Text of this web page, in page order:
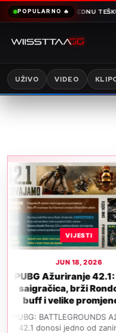
POPULARNO 🔥
JOŠ JEDNU TEŠKU
UŽIVO VIDEO
VIJESTI
JUN 18, 2026
Ažuriranje 42.1: Ella AI
brži Rondo, SLR
velike promjene P...
Ažuriranje
jedno od zanimljivijih